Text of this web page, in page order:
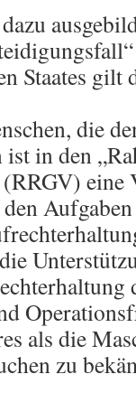
Staates gilt
die
ist in den
eine
als die
zu